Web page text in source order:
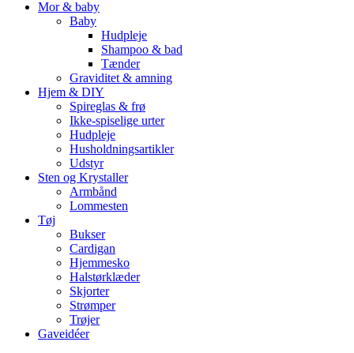
Mor & baby
Baby
Hudpleje
Shampoo & bad
Tænder
Graviditet & amning
Hjem & DIY
Spireglas & frø
Ikke-spiselige urter
Hudpleje
Husholdningsartikler
Udstyr
Sten og Krystaller
Armbånd
Lommesten
Tøj
Bukser
Cardigan
Hjemmesko
Halstørklæder
Skjorter
Strømper
Trøjer
Gaveidéer